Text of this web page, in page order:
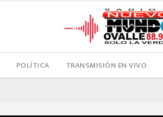
POLÍTICA TRANSMISIÓN EN VIVO